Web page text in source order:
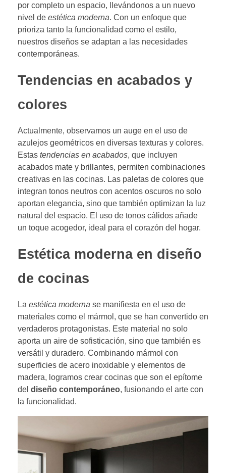
por completo un espacio, llevándonos a un nuevo
nivel de estética moderna. Con un enfoque que
prioriza tanto la funcionalidad como el estilo,
nuestros diseños se adaptan a las necesidades
contemporáneas.
Tendencias en acabados y
colores
Actualmente, observamos un auge en el uso de
azulejos geométricos en diversas texturas y colores.
Estas tendencias en acabados, que incluyen
acabados mate y brillantes, permiten combinaciones
creativas en las cocinas. Las paletas de colores que
integran tonos neutros con acentos oscuros no solo
aportan elegancia, sino que también optimizan la luz
natural del espacio. El uso de tonos cálidos añade
un toque acogedor, ideal para el corazón del hogar.
Estética moderna en diseño
de cocinas
La estética moderna se manifiesta en el uso de
materiales como el mármol, que se han convertido en
verdaderos protagonistas. Este material no solo
aporta un aire de sofisticación, sino que también es
versátil y duradero. Combinando mármol con
superficies de acero inoxidable y elementos de
madera, logramos crear cocinas que son el epítome
del diseño contemporáneo, fusionando el arte con
la funcionalidad.